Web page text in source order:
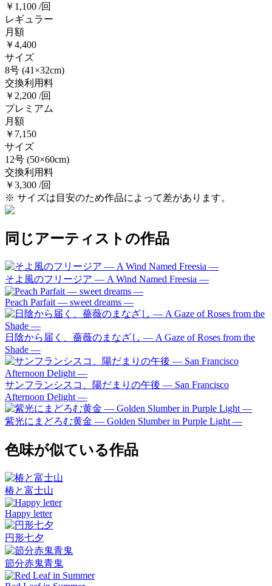
￥1,100 /回
レギュラー
月額
￥4,400
サイズ
8号 (41×32cm)
交換利用料
￥2,200 /回
プレミアム
月額
￥7,150
サイズ
12号 (50×60cm)
交換利用料
￥3,300 /回
※ サイズは目安のため作品によって差があります。
同じアーティストの作品
そよ風のフリージア ― A Wind Named Freesia ―
Peach Parfait ― sweet dreams ―
日陰から届く、薔薇のまなざし ― A Gaze of Roses from the
Shade ―
サンフランシスコ、陽だまりの午後 — San Francisco
Afternoon Delight —
紫光にまどろむ黄金 ― Golden Slumber in Purple Light ―
色味が似ている作品
椿と富士山
Happy letter
円形七夕
節分赤鬼青鬼